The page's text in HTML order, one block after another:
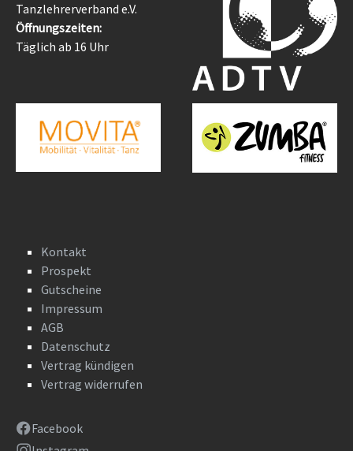
Tanzlehrerverband e.V.
Öffnungszeiten:
Täglich ab 16 Uhr
Kontakt
Prospekt
Gutscheine
Impressum
AGB
Datenschutz
Vertrag kündigen
Vertrag widerrufen
Facebook